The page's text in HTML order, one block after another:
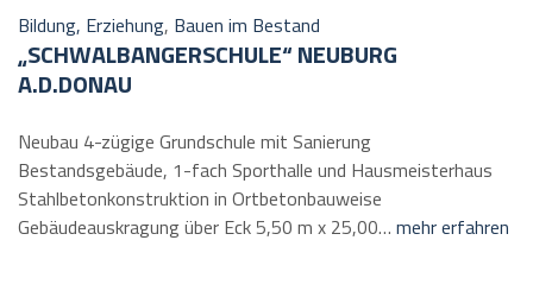
Bildung, Erziehung, Bauen im Bestand
„SCHWALBANGERSCHULE“ NEUBURG
A.D.DONAU
Neubau 4-zügige Grundschule mit Sanierung
Bestandsgebäude, 1-fach Sporthalle und Hausmeisterhaus
Stahlbetonkonstruktion in Ortbetonbauweise
Gebäudeauskragung über Eck 5,50 m x 25,00… mehr erfahren